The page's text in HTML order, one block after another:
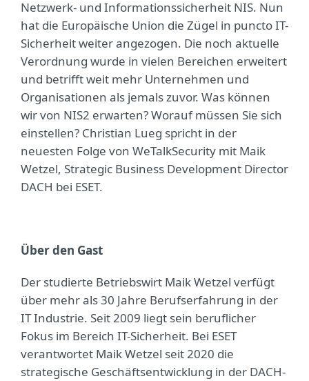
Netzwerk- und Informationssicherheit NIS. Nun
hat die Europäische Union die Zügel in puncto IT-
Sicherheit weiter angezogen. Die noch aktuelle
Verordnung wurde in vielen Bereichen erweitert
und betrifft weit mehr Unternehmen und
Organisationen als jemals zuvor. Was können
wir von NIS2 erwarten? Worauf müssen Sie sich
einstellen? Christian Lueg spricht in der
neuesten Folge von WeTalkSecurity mit Maik
Wetzel, Strategic Business Development Director
DACH bei ESET.
Über den Gast
Der studierte Betriebswirt Maik Wetzel verfügt
über mehr als 30 Jahre Berufserfahrung in der
IT Industrie. Seit 2009 liegt sein beruflicher
Fokus im Bereich IT-Sicherheit. Bei ESET
verantwortet Maik Wetzel seit 2020 die
strategische Geschäftsentwicklung in der DACH-